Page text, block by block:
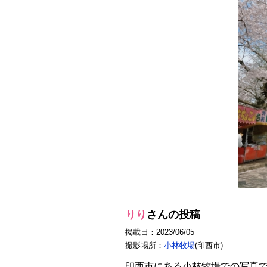
りり さんの投稿
掲載日：2023/06/05
撮影場所： 小林牧場(印西市)